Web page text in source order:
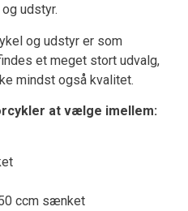
udstyr.
og udstyr er som
et meget stort udvalg,
mindst også kvalitet.
at vælge imellem:
ccm sænket